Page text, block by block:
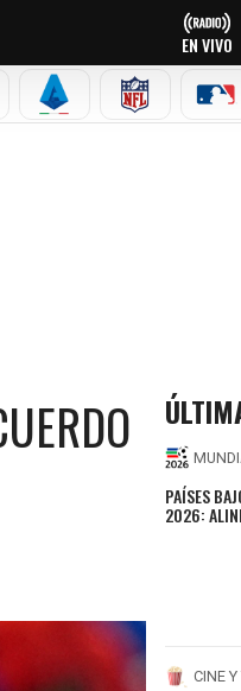
EN VIVO
LEAGUE
SERIE A NFL MLB
PAÍSES
2026:
CINE